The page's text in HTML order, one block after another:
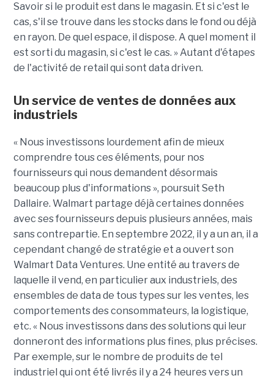
Savoir si le produit est dans le magasin. Et si c'est le
cas, s'il se trouve dans les stocks dans le fond ou déjà
en rayon. De quel espace, il dispose. A quel moment il
est sorti du magasin, si c'est le cas. » Autant d'étapes
de l'activité de retail qui sont data driven.
Un service de ventes de données aux
industriels
« Nous investissons lourdement afin de mieux
comprendre tous ces éléments, pour nos
fournisseurs qui nous demandent désormais
beaucoup plus d'informations », poursuit Seth
Dallaire. Walmart partage déjà certaines données
avec ses fournisseurs depuis plusieurs années, mais
sans contrepartie. En septembre 2022, il y a un an, il a
cependant changé de stratégie et a ouvert son
Walmart Data Ventures. Une entité au travers de
laquelle il vend, en particulier aux industriels, des
ensembles de data de tous types sur les ventes, les
comportements des consommateurs, la logistique,
etc. « Nous investissons dans des solutions qui leur
donneront des informations plus fines, plus précises.
Par exemple, sur le nombre de produits de tel
industriel qui ont été livrés il y a 24 heures vers un